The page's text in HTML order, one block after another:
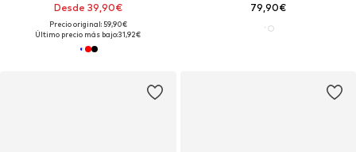
Desde 39,90€
Precio original: 59,90€
Último precio más bajo:31,92€
79,90€